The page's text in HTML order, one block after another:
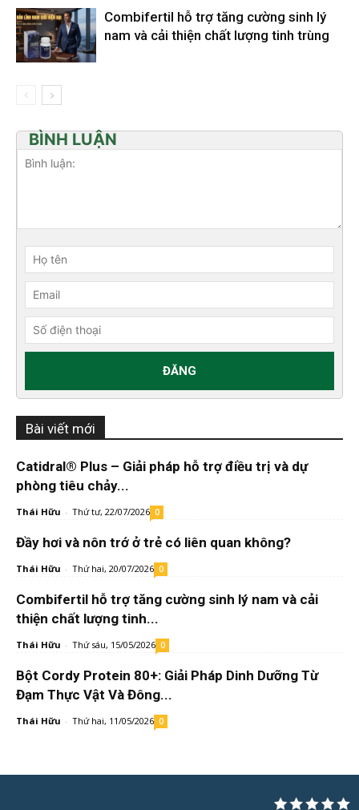
Combifertil hỗ trợ tăng cường sinh lý
nam và cải thiện chất lượng tinh trùng
BÌNH LUẬN
Bài viết mới
Catidral® Plus – Giải pháp hỗ trợ điều trị và dự
phòng tiêu chảy...
Thái Hữu - Thứ tư, 22/07/2026 0
Đầy hơi và nôn trớ ở trẻ có liên quan không?
Thái Hữu - Thứ hai, 20/07/2026 0
Combifertil hỗ trợ tăng cường sinh lý nam và cải
thiện chất lượng tinh...
Thái Hữu - Thứ sáu, 15/05/2026 0
Bột Cordy Protein 80+: Giải Pháp Dinh Dưỡng Từ
Đạm Thực Vật Và Đông...
Thái Hữu - Thứ hai, 11/05/2026 0